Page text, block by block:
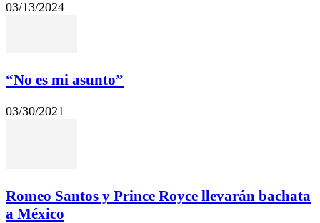
03/13/2024
“No es mi asunto”
03/30/2021
Romeo Santos y Prince Royce llevarán bachata
a México